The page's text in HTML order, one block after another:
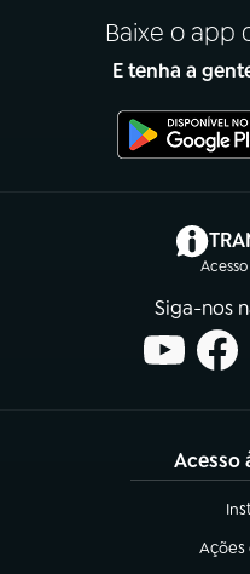
Baixe o app
E tenha a
Siga-nos
Acesso
Ações
(abre